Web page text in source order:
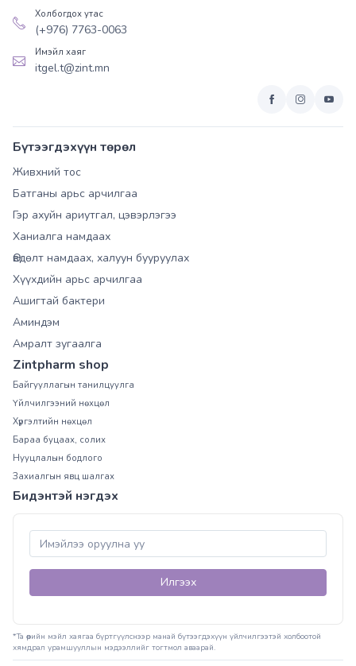
Холбогдох утас
(+976) 7763-0063
Имэйл хаяг
itgel.t@zint.mn
Бүтээгдэхүүн төрөл
Живхний тос
Батганы арьс арчилгаа
Гэр ахуйн ариутгал, цэвэрлэгээ
Ханиалга намдаах
Өвдөлт намдаах, халуун бууруулах
Хүүхдийн арьс арчилгаа
Ашигтай бактери
Аминдэм
Амралт зугаалга
Zintpharm shop
Байгууллагын танилцуулга
Үйлчилгээний нөхцөл
Хүргэлтийн нөхцөл
Бараа буцаах, солих
Нууцлалын бодлого
Захиалгын явц шалгах
Бидэнтэй нэгдэх
Илгээх
*Та өөрийн мэйл хаягаа бүртгүүлснээр манай бүтээгдэхүүн үйлчилгээтэй холбоотой
хямдрал урамшууллын мэдээллийг тогтмол аваарай.